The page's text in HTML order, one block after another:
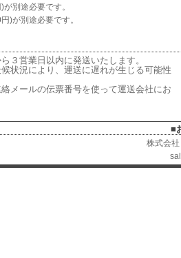
別途必要です。
)が別途必要です。
３営業日以内に発送いたします。
状況により、 運送に遅れが生じる可能性
メールの伝票番号を使って運送会社にお
■
株式会